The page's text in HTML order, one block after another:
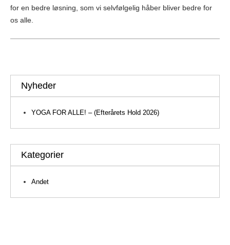
for en bedre løsning, som vi selvfølgelig håber bliver bedre for
os alle.
navigation
Nyheder
YOGA FOR ALLE! – (Efterårets Hold 2026)
Kategorier
Andet